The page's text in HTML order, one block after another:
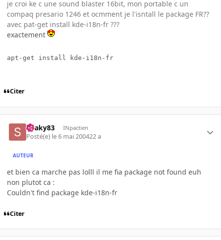
je croi ke c une sound blaster 16bit, mon portable c un
compaq presario 1246 et ocmment je l'isntall le package FR??
avec pat-get install kde-i18n-fr ???
exactement
apt-get install kde-i18n-fr
Citer
Snaky83 INpactien
Posté(e) le 6 mai 200422 a
AUTEUR
et bien ca marche pas lolll il me fia package not found euh
non plutot ca :
Couldn't find package kde-i18n-fr
Citer